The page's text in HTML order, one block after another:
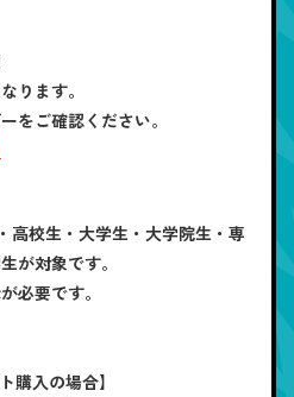
ります。
をご確認ください。
高校生・大学生・大学院生・専
が対象です。
必要です。
購入の場合】